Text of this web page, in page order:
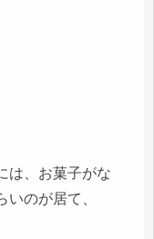
は、お菓子がな
のが居て、